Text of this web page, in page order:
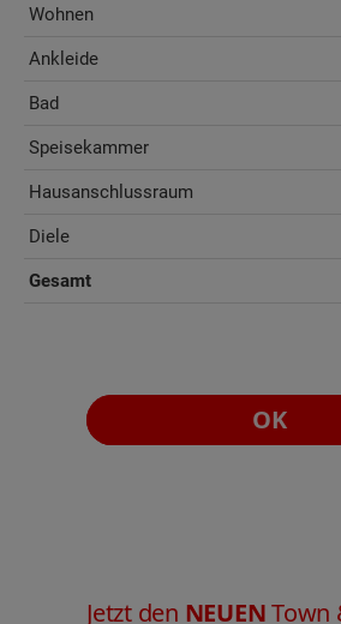
Wohnen
Ankleide
Bad
Speisekammer
Hausanschlussraum
Diele
Gesamt